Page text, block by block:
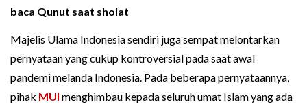
baca Qunut saat sholat
Majelis Ulama Indonesia sendiri juga sempat melontarkan
pernyataan yang cukup kontroversial pada saat awal
pandemi melanda Indonesia. Pada beberapa pernyataannya,
pihak MUI menghimbau kepada seluruh umat Islam yang ada